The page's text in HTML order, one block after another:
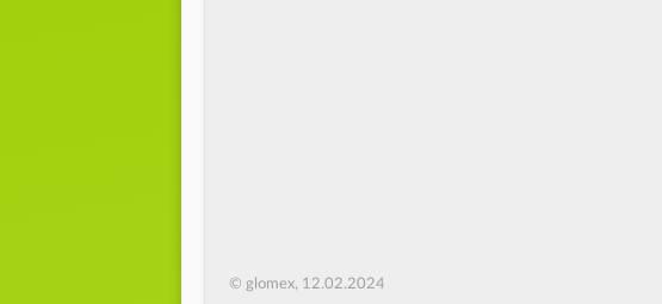
© glomex, 12.02.2024